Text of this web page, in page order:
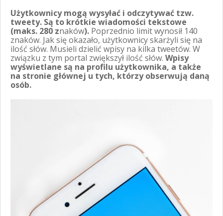
Użytkownicy mogą wysyłać i odczytywać tzw.
tweety. Są to krótkie wiadomości tekstowe
(maks. 280 znaków). Poprzednio limit wynosił 140
znaków. Jak się okazało, użytkownicy skarżyli się na
ilość słów. Musieli dzielić wpisy na kilka tweetów. W
związku z tym portal zwiększył ilość słów. Wpisy
wyświetlane są na profilu użytkownika, a także
na stronie głównej u tych, którzy obserwują daną
osób.